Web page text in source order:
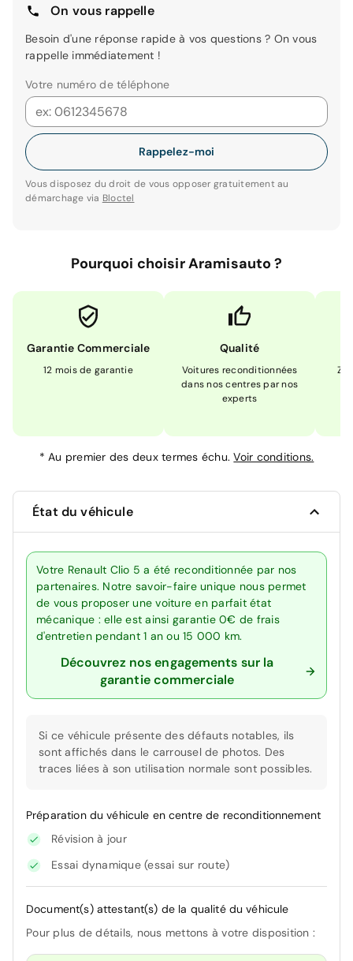
On vous rappelle
Besoin d'une réponse rapide à vos questions ? On vous
rappelle immédiatement !
Votre numéro de téléphone
Rappelez-moi
Vous disposez du droit de vous opposer gratuitement au
démarchage via Bloctel
Pourquoi choisir Aramisauto ?
Garantie Commerciale
12 mois de garantie
Qualité
Voitures reconditionnées
dans nos centres par nos
experts
*Au premier des deux termes échu.Voir conditions.
État du véhicule
Votre Renault Clio 5 a été reconditionnée par nos
partenaires. Notre savoir-faire unique nous permet
de vous proposer une voiture en parfait état
mécanique : elle est ainsi garantie 0€ de frais
d'entretien pendant 1 an ou 15 000 km.
Découvrez nos engagements sur la
garantie commerciale
Si ce véhicule présente des défauts notables, ils
sont affichés dans le carrousel de photos. Des
traces liées à son utilisation normale sont possibles.
Préparation du véhicule en centre de reconditionnement
Révision à jour
Essai dynamique (essai sur route)
Document(s) attestant(s) de la qualité du véhicule
Pour plus de détails, nous mettons à votre disposition :